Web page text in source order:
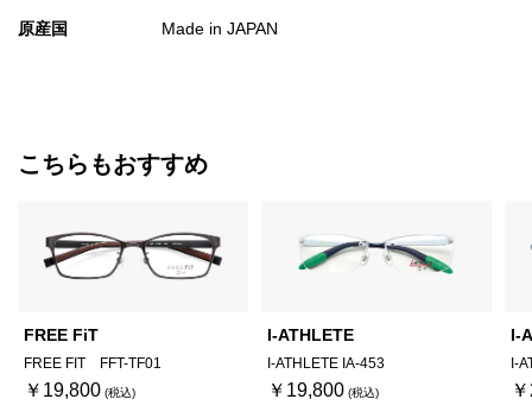
原産国 Made in JAPAN
こちらもおすすめ
FREE FiT
FREE FIT FFT-TF01
￥19,800
I-ATHLETE
I-ATHLETE IA-453
￥19,800
I-
I-